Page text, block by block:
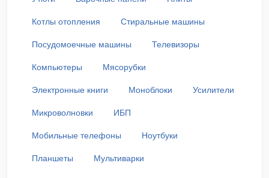
Котлы отопления Стиральные машины
Посудомоечные машины Телевизоры
Компьютеры Мясорубки
Электронные книги Моноблоки Усилители
Микроволновки ИБП
Мобильные телефоны Ноутбуки
Планшеты Мультиварки